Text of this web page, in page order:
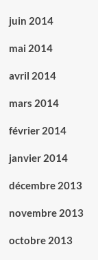
juin 2014
mai 2014
avril 2014
mars 2014
février 2014
janvier 2014
décembre 2013
novembre 2013
octobre 2013